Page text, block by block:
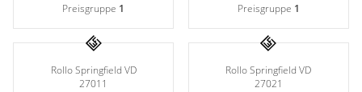
Preisgruppe 1 Preisgruppe 1
Rollo Springfield VD
27011
Rollo Springfield VD
27021